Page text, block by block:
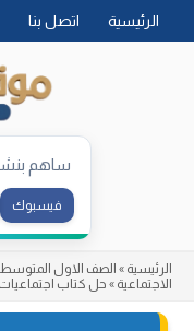
الرئيسية اتصل بنا
ساهم
فيسبوك
الرئيسية » الصف الاول المتوسط
الاجتماعية » حل كتاب اجتماعيات اول